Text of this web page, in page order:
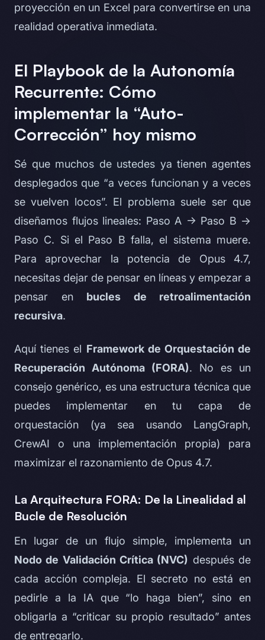
proyección en un Excel para convertirse en una
realidad operativa inmediata.
El Playbook de la Autonomía
Recurrente: Cómo
implementar la “Auto-
Corrección” hoy mismo
Sé que muchos de ustedes ya tienen agentes
desplegados que “a veces funcionan y a veces
se vuelven locos”. El problema suele ser que
diseñamos flujos lineales: Paso A → Paso B →
Paso C. Si el Paso B falla, el sistema muere.
Para aprovechar la potencia de Opus 4.7,
necesitas dejar de pensar en líneas y empezar a
pensar en bucles de retroalimentación
recursiva.
Aquí tienes el Framework de Orquestación de
Recuperación Autónoma (FORA). No es un
consejo genérico, es una estructura técnica que
puedes implementar en tu capa de
orquestación (ya sea usando LangGraph,
CrewAI o una implementación propia) para
maximizar el razonamiento de Opus 4.7.
La Arquitectura FORA: De la Linealidad al
Bucle de Resolución
En lugar de un flujo simple, implementa un
Nodo de Validación Crítica (NVC) después de
cada acción compleja. El secreto no está en
pedirle a la IA que “lo haga bien”, sino en
obligarla a “criticar su propio resultado” antes
de entregarlo.